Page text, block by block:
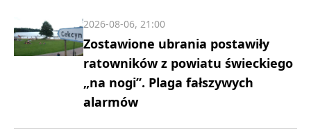
Zostawione ubrania postawiły
ratowników z powiatu świeckiego
„na nogi”. Plaga fałszywych
alarmów
2026-08-06, 21:00